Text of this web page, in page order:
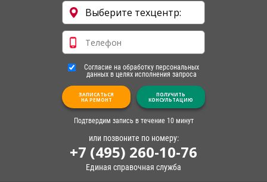
Согласие на обработку персональных
данных в целях исполнения запроса
ЗАПИСАТЬСЯ
НА РЕМОНТ
ПОЛУЧИТЬ
КОНСУЛЬТАЦИЮ
Подтвердим запись в течение 10 минут
или позвоните по номеру:
+7 (495) 260-10-76
Единая справочная служба